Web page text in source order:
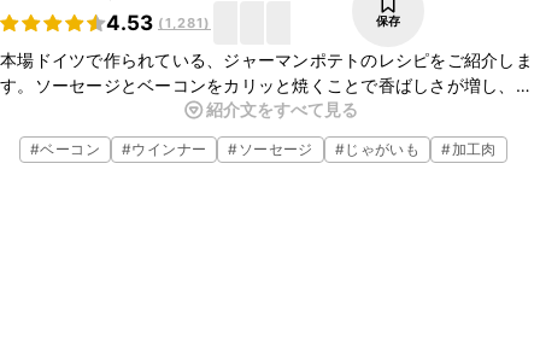
4.53 (1,281) 保存
本場ドイツで作られている、ジャーマンポテトのレシピをご紹介しま
す。ソーセージとベーコンをカリッと焼くことで香ばしさが増し、マ
スタードの風味とよく合いますよ。ぜひお試しくださいね。
紹介文をすべて見る
#ベーコン #ウインナー #ソーセージ #じゃがいも #加工肉